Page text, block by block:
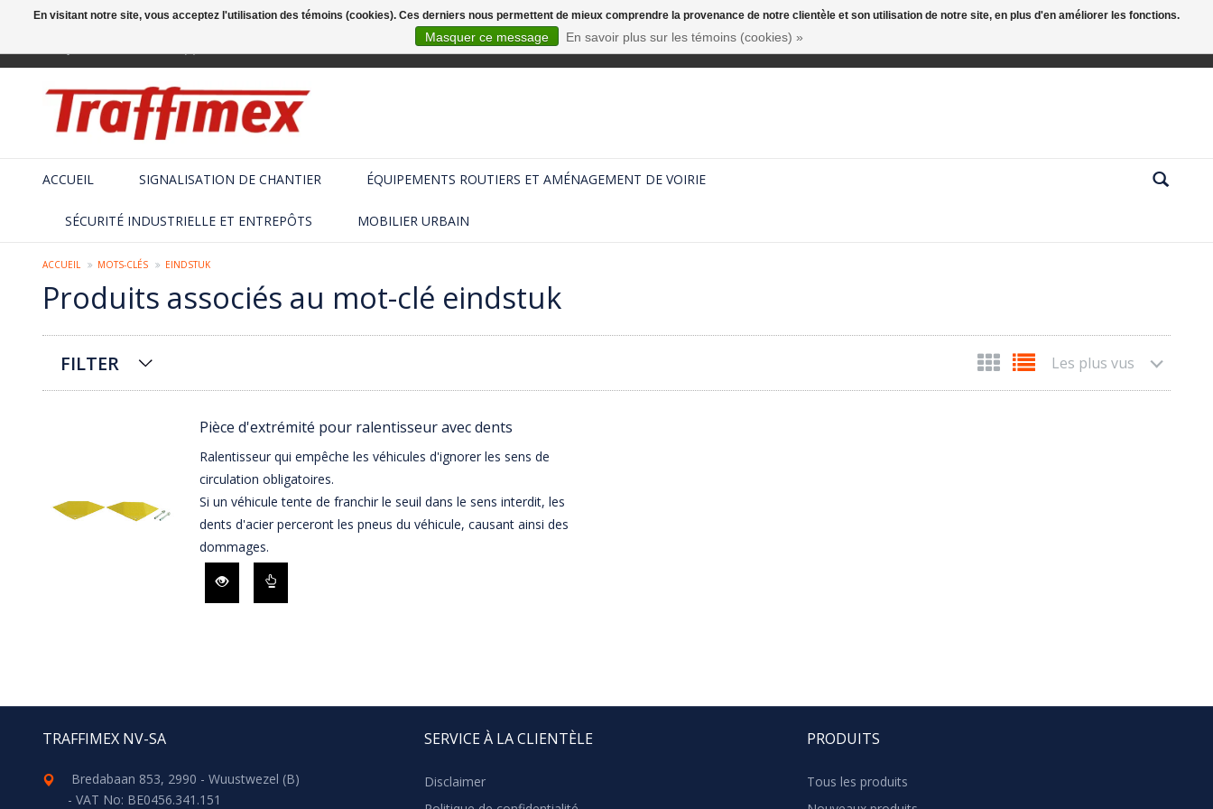
ACCUEIL SIGNALISATION DE CHANTIER ÉQUIPEMENTS ROUTIERS ET AMÉNAGEMENT DE VOIRIE
SÉCURITÉ INDUSTRIELLE ET ENTREPÔTS MOBILIER URBAIN
ACCUEIL MOTS-CLÉS EINDSTUK
Produits associés au mot-clé eindstuk
FILTER Les plus vus
Pièce d'extrémité pour ralentisseur avec dents
Ralentisseur qui empêche les véhicules d'ignorer les sens de
circulation obligatoires.
Si un véhicule tente de franchir le seuil dans le sens interdit, les
dents d'acier perceront les pneus du véhicule, causant ainsi des
dommages.
TRAFFIMEX NV-SA
Bredabaan 853, 2990 - Wuustwezel (B)
- VAT No: BE0456.341.151
SERVICE À LA CLIENTÈLE
Disclaimer
PRODUITS
Tous les produits
En visitant notre site, vous acceptez l'utilisation des témoins (cookies). Ces derniers nous permettent de mieux comprendre la provenance de notre clientèle et son utilisation de notre site, en plus d'en améliorer les fonctions.
Masquer ce message En savoir plus sur les témoins (cookies) »